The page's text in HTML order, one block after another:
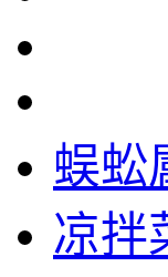
蜈蚣
凉拌